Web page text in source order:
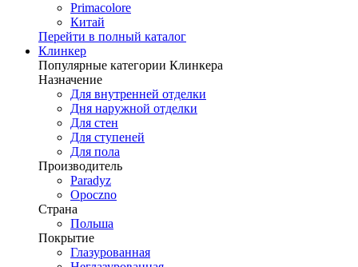
Primacolore
Китай
Перейти в полный каталог
Клинкер
Популярные категории Клинкера
Назначение
Для внутренней отделки
Дня наружной отделки
Для стен
Для ступеней
Для пола
Производитель
Paradyz
Opoczno
Страна
Польша
Покрытие
Глазурованная